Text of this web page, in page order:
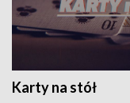
Karty na stół